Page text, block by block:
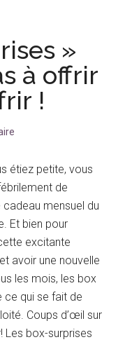
»
à offrir
!
étiez petite, vous
de
mensuel du
Et bien pour
excitante
avoir une nouvelle
les mois, les box
ce qui se fait de
Coups d’œil sur
Les box-surprises